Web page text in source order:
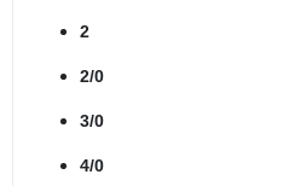
2
2/0
3/0
4/0